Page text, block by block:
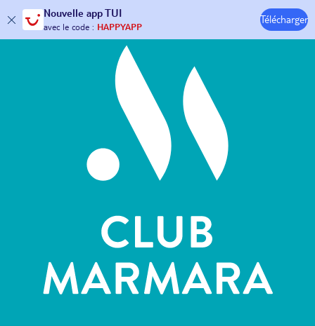
Nouvelle app TUI
30€ offerts*sur votrevoyage !
avec le code :HAPPYAPP
Télécharger
Hôtels & Clubs